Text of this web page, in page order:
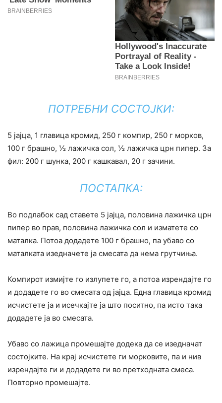
ПОТРЕБНИ СОСТОЈКИ:
5 јајца, 1 главица кромид, 250 г компир, 250 г морков,
100 г брашно, ½ лажичка сол, ½ лажичка црн пипер. За
фил: 200 г шунка, 200 г кашкавал, 20 г зачини.
ПОСТАПКА:
Во подлабок сад ставете 5 јајца, половина лажичка црн
пипер во прав, половина лажичка сол и изматете со
маталка. Потоа додадете 100 г брашно, па убаво со
маталката изедначете ја смесата да нема грутчиња.
Компирот измијте го излупете го, а потоа изрендајте го
и додадете го во смесата од јајца. Една главица кромид
исчистете ја и исечкајте ја што поситно, па исто така
додадете ја во смесата.
Убаво со лажица промешајте додека да се изедначат
состојките. На крај исчистете ги морковите, па и нив
изрендајте ги и додадете ги во претходната смеса.
Повторно промешајте.